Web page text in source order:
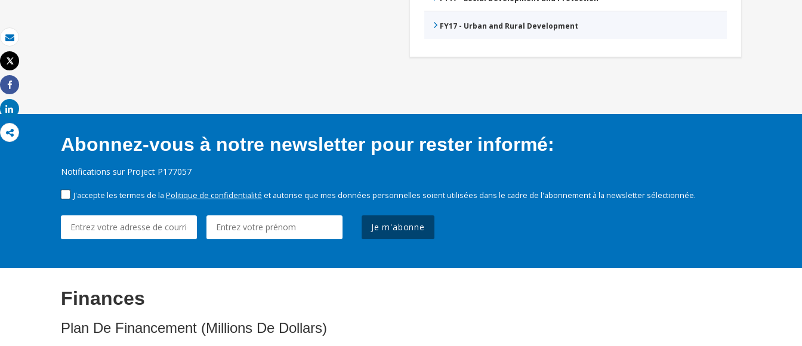
Email
Imprimer
Tweet
Share
Share
FY17 - Urban and Rural Development
Abonnez-vous à notre newsletter pour rester informé:
Notifications sur Project P177057
J'accepte les termes de la Politique de confidentialité et autorise que mes données personnelles soient utilisées dans le cadre de l'abonnement à la newsletter sélectionnée.
Je m'abonne
Finances
Plan De Financement (Millions De Dollars)